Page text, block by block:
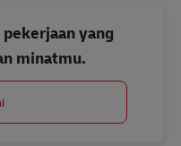
yang
minatmu.